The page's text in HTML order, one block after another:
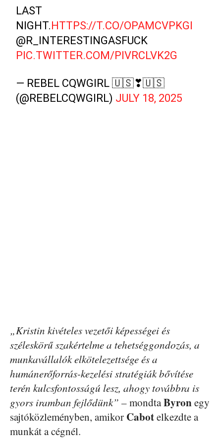
LAST
NIGHT. HTTPS://T.CO/OPAMCVPKGI
@R_INTERESTINGASFUCK
PIC.TWITTER.COM/PIVRCLVK2G
— REBEL CQWGIRL 🇺🇸❣🇺🇸
(@REBELCQWGIRL) JULY 18, 2025
„Kristin kivételes vezetői képességei és
széleskörű szakértelme a tehetséggondozás, a
munkavállalók elkötelezettsége és a
humánerőforrás-kezelési stratégiák bővítése
terén kulcsfontosságú lesz, ahogy továbbra is
gyors iramban fejlődünk” – mondtaByronegy
sajtóközleményben, amikor Cabotelkezdte a
munkát a cégnél.